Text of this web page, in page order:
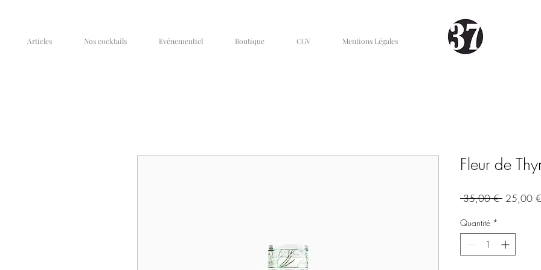
Articles Nos cocktails Evénementiel Boutique CGV Mentions Légales
Fleur de
35,00 € Prix
25,00 €
Quantité *